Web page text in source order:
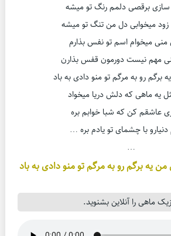
سازی برقصی دلمم رنگ تو میشه
زود میخوابی دل من تنگ تو میشه
منی میخوام اسم تو نفس بذارم
مهم نیست دورمون قفس بذارن
برگم رو به مرگم تو منو دادی به باد
یه ماهی که دلش دریا میخواد
عاشقم کن که شبا خوابم بره
دنیارو با چشمای تو یادم بره …
…
یه برگم رو به مرگم تو منو دادی به باد
ماهی را آنلاین بشنوید.